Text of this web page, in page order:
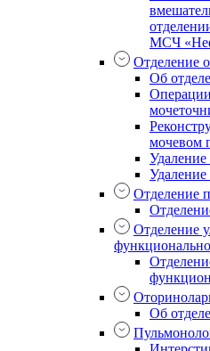
МСЧ
Отделение
Об
мочевом
Удаление
Отделение
Отделение
Об